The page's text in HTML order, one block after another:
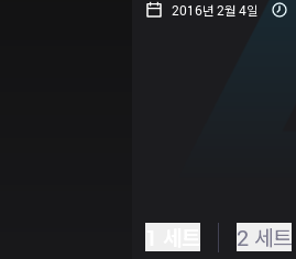
2016년 2월 4일
2 세트